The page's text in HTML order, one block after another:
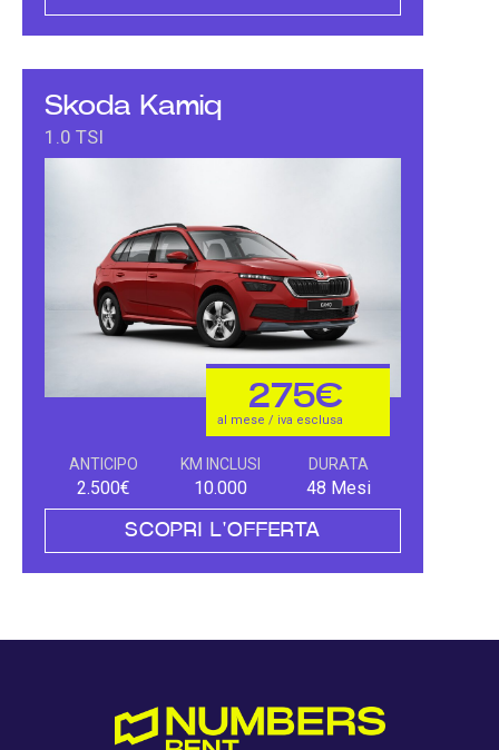
Skoda Kamiq
1.0 TSI
275€
al mese / iva esclusa
ANTICIPO
2.500€
KM INCLUSI
10.000
DURATA
48 Mesi
SCOPRI L'OFFERTA